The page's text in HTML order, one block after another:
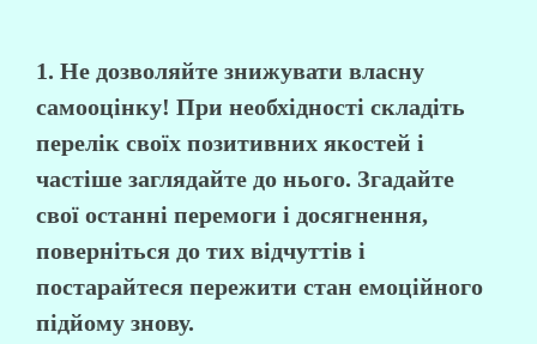
1. Не дозволяйте знижувати власну
самооцінку! При необхідності складіть
перелік своїх позитивних якостей і
частіше заглядайте до нього. Згадайте
свої останні перемоги і досягнення,
поверніться до тих відчуттів і
постарайтеся пережити стан емоційного
підйому знову.